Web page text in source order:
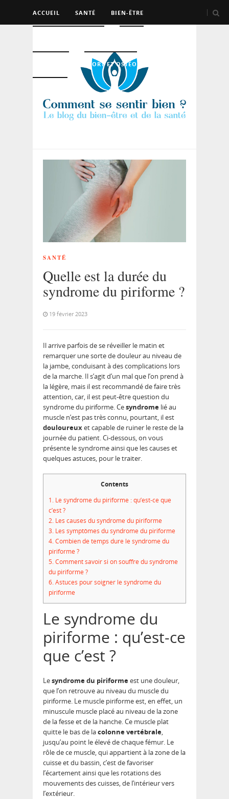
ACCUEIL SANTÉ BIEN-ÊTRE
SPORT ET OSTÉO
SANTÉ
Quelle est la durée du
syndrome du piriforme ?
19 février 2023
Il arrive parfois de se réveiller le matin et
remarquer une sorte de douleur au niveau de
la jambe, conduisant à des complications lors
de la marche. Il s’agit d’un mal que l’on prend à
la légère, mais il est recommandé de faire très
attention, car, il est peut-être question du
syndrome du piriforme. Cesyndrome lié au
muscle n’est pas très connu, pourtant, il est
douloureuxet capable de ruiner le reste de la
journée du patient. Ci-dessous, on vous
présente le syndrome ainsi que les causes et
quelques astuces, pour le traiter.
Contents
1. Le syndrome du piriforme : qu’est-ce que
c’est ?
2. Les causes du syndrome du piriforme
3. Les symptômes du syndrome du piriforme
4.Combien de temps dure le syndrome du
piriforme ?
5.Comment savoir si on souffre du syndrome
du piriforme ?
6.Astuces pour soigner le syndrome du
piriforme
Le syndrome du
piriforme : qu’est-ce
que c’est ?
Lesyndrome du piriformeest une douleur,
que l’on retrouve au niveau du muscle du
piriforme. Le muscle piriforme est, en effet, un
minuscule muscle placé au niveau de la zone
de la fesse et de la hanche. Ce muscle plat
quitte le bas de lacolonne vertébrale,
jusqu’au point le élevé de chaque fémur. Le
rôle de ce muscle, qui appartient à la zone de la
cuisse et du bassin, c’est de favoriser
l’écartement ainsi que les rotations des
mouvements des cuisses, de l’intérieur vers
l’extérieur.